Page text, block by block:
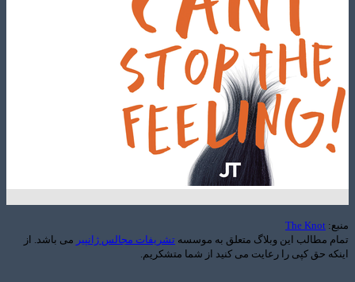
The
این وبلاگ متعلق به موسسهتشریفات مجالس ژانپیرمی باشد. از
حق کپی را رعایت می کنید از شما متشکریم.